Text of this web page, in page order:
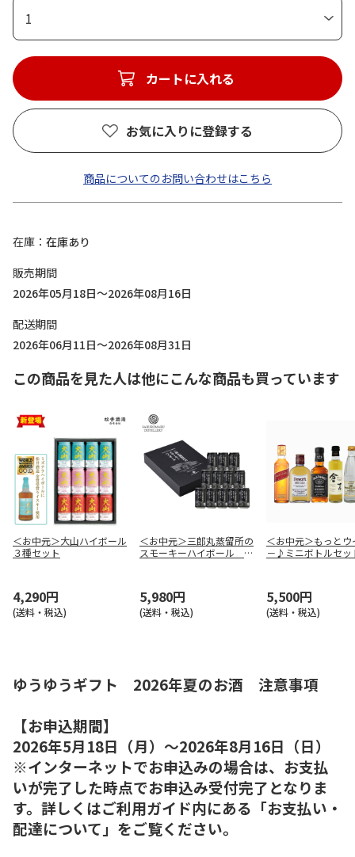
1
カートに入れる
お気に入りに登録する
商品についてのお問い合わせはこちら
在庫
在庫あり
販売期間
2026年05月18日～2026年08月16日
配送期間
2026年06月11日～2026年08月31日
この商品を見た人は他にこんな商品も買っています
＜お中元＞大山ハイボール
３種セット
4,290円
(送料・税込)
＜お中元＞三郎丸蒸留所の
スモーキーハイボール １
5,980円
(送料・税込)
＜お中元＞もっとウ
－♪ミニボトルセッ
5,500円
(送料・税込)
ゆうゆうギフト 2026年夏のお酒 注意事項
【お申込期間】
2026年5月18日（月）～2026年8月16日（日）
※インターネットでお申込みの場合は、お支払
いが完了した時点でお申込み受付完了となりま
す。詳しくはご利用ガイド内にある「お支払い・
配達について」をご覧ください。